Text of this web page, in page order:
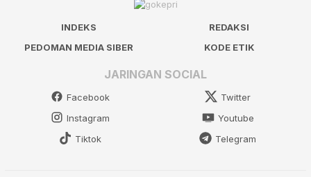
INDEKS
REDAKSI
PEDOMAN MEDIA SIBER
KODE ETIK
JARINGAN SOCIAL
Facebook
Twitter
Instagram
Youtube
Tiktok
Telegram